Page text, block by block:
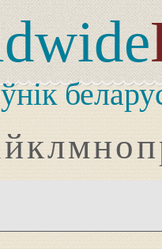
йклмноп